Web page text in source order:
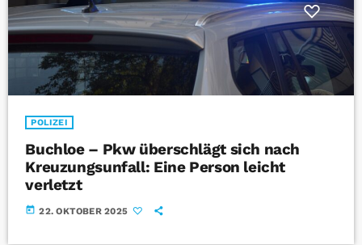
POLIZEI
Buchloe – Pkw überschlägt sich nach
Kreuzungsunfall: Eine Person leicht
verletzt
today 22. OKTOBER 2025